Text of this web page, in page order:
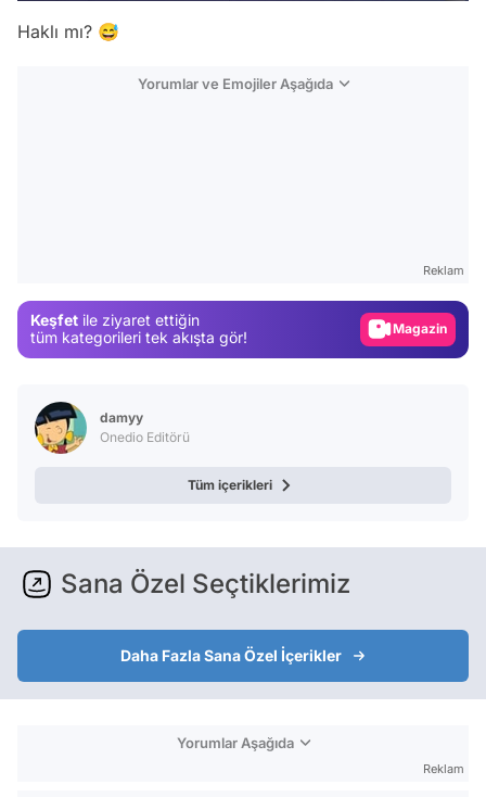
Haklı mı? 😅
Yorumlar ve Emojiler Aşağıda
Reklam
Keşfet ile ziyaret ettiğin
tüm kategorileri tek akışta gör!
Magazin
damyy
Onedio Editörü
Tüm içerikleri
Sana Özel Seçtiklerimiz
Daha Fazla Sana Özel İçerikler
Yorumlar Aşağıda
Reklam